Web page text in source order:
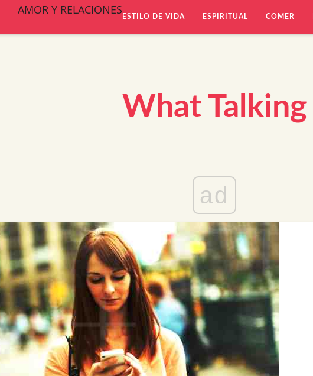
AMOR Y RELACIONES ESTILO DE VIDA ESPIRITUAL COMER
What Talking
ad